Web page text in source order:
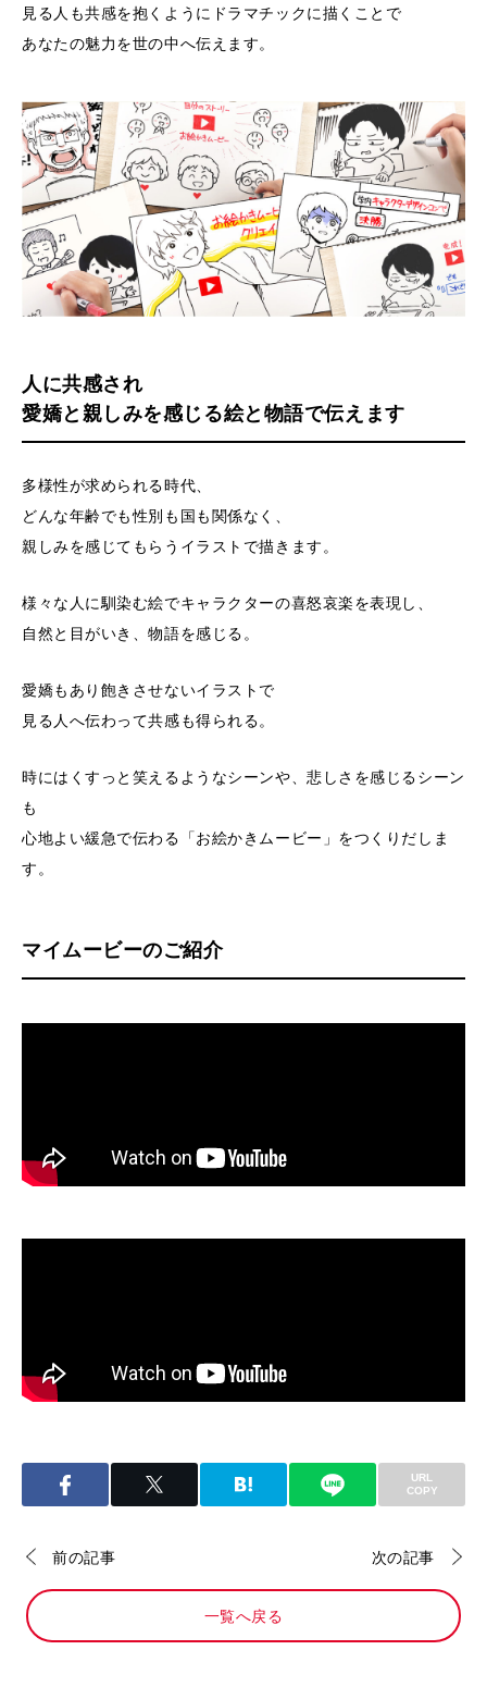
見る人も共感を抱くようにドラマチックに描くことで
あなたの魅力を世の中へ伝えます。
人に共感され
愛嬌と親しみを感じる絵と物語で伝えます
多様性が求められる時代、
どんな年齢でも性別も国も関係なく、
親しみを感じてもらうイラストで描きます。
様々な人に馴染む絵でキャラクターの喜怒哀楽を表現し、
自然と目がいき、物語を感じる。
愛嬌もあり飽きさせないイラストで
見る人へ伝わって共感も得られる。
時にはくすっと笑えるようなシーンや、悲しさを感じるシーン
も
心地よい緩急で伝わる「お絵かきムービー」をつくりだしま
す。
マイムービーのご紹介
URL
COPY
前の記事
一覧へ戻る
次の記事